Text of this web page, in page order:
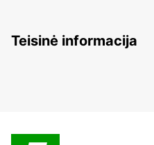
Teisinė informacija